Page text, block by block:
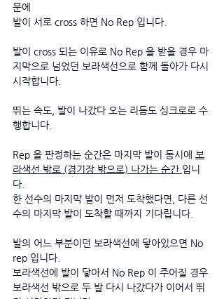
문에
발이 서로 cross 하면 No Rep 입니다.
발이 cross 되는 이유로 No Rep 을 받을 경우 마
지막으로 넘었던 보라색선으로 함께 돌아가 다시
시작합니다.
뛰는 속도, 발이 나갔다 오는 리듬도 싱크로로 수
행합니다.
Rep 을 판정하는 순간은 마지막 발이 동시에
보
라색선 밖로 (경기장 밖으로) 나가는 순간 입니
다.
한 선수의 마지막 발이 먼저 도착했다면, 다른 선
수의 마지막 발이 도착할 때까지 기다립니다.
발의 어느 부분이던 보라색선에 닿아있으면 No
rep 입니다.
보라색선에 발이 닿아서 No Rep 이 주어질 경우
보라색선 밖으로 두 발 다시 나갔다가 이어서 뛰